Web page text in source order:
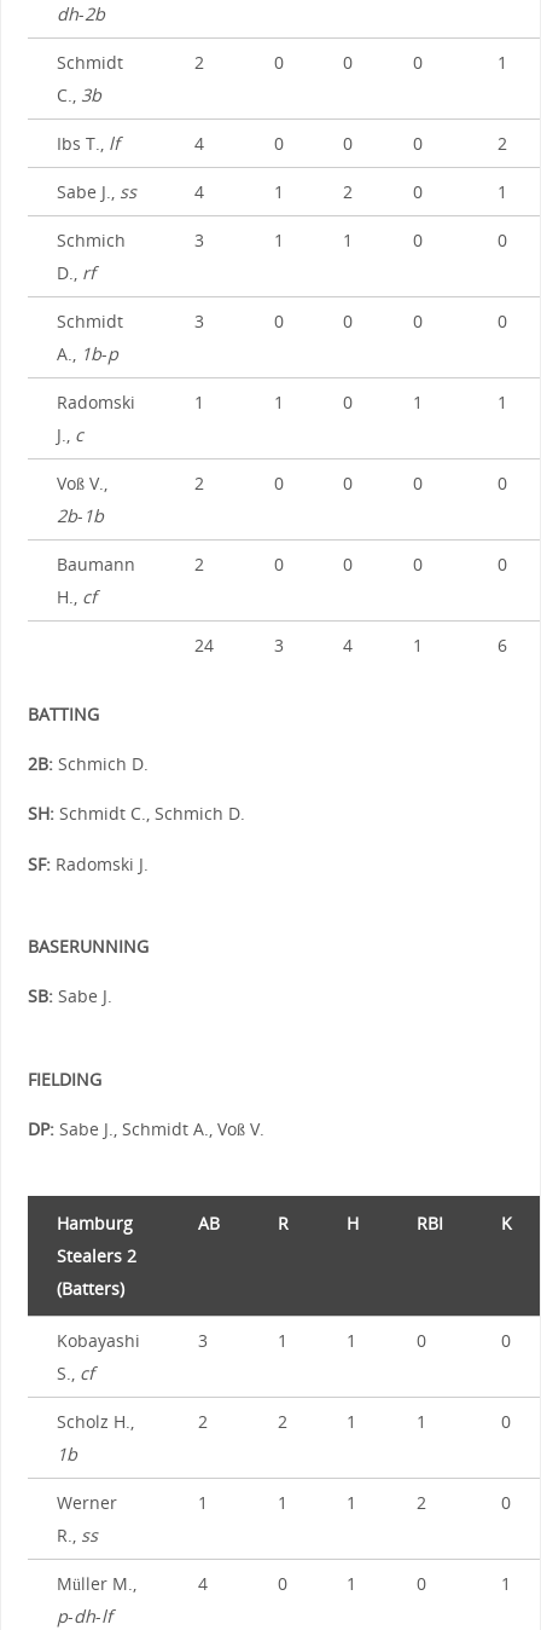
dh-2b
Schmidt
C., 3b
2 0 0 0 1
Ibs T., lf 4 0 0 0 2
Sabe J., ss 4 1 2 0 1
Schmich
D., rf
3 1 1 0 0
Schmidt
A.,
1b-p
3 0 0 0 0
Radomski
J., c
1 1 0 1 1
Voß V.,
2b- 1b
2 0 0 0 0
Baumann
H., cf
2 0 0 0 0
24 3 4 1 6
BATTING
2B:Schmich D.
SH:Schmidt C., Schmich D.
SF:Radomski J.
BASERUNNING
SB:Sabe J.
FIELDING
DP:Sabe J., Schmidt A., Voß V.
Hamburg
Stealers 2
(Batters)
AB R H RBI K
Kobayashi
S., cf
3 1 1 0 0
Scholz H.,
1b
2 2 1 1 0
Werner
R., ss
1 1 1 2 0
Müller M.,
p-dh-lf
4 0 1 0 1